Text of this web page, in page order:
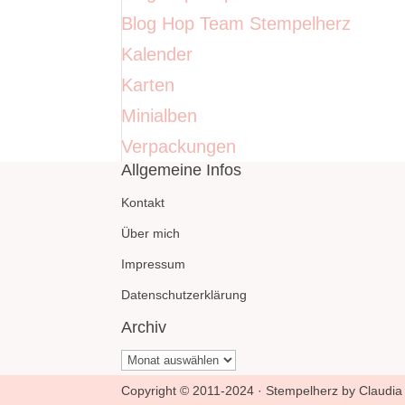
Blog Hop Team Stempelherz
Kalender
Karten
Minialben
Verpackungen
Allgemeine Infos
Kontakt
Über mich
Impressum
Datenschutzerklärung
Archiv
Archiv
Copyright © 2011-2024 · Stempelherz by